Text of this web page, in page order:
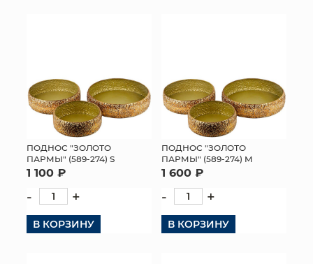
ПРЕДМЕТЫ ИНТЕРЬЕРА
МЯГКИЕ ИГРУШКИ
КОРЗИНЫ
ЯЩИКИ
ПОДНОС "ЗОЛОТО
ПАРМЫ" (589-274) S
1 100 ₽
- +
В КОРЗИНУ
ПОДНОС "ЗОЛОТО
ПАРМЫ" (589-274) M
1 600 ₽
- +
В КОРЗИНУ